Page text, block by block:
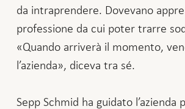
da intraprendere. Dovevano
professione da cui poter trarre
«Quando arriverà il momento,
l’azienda», diceva tra sé.
Sepp Schmid ha guidato l’azienda